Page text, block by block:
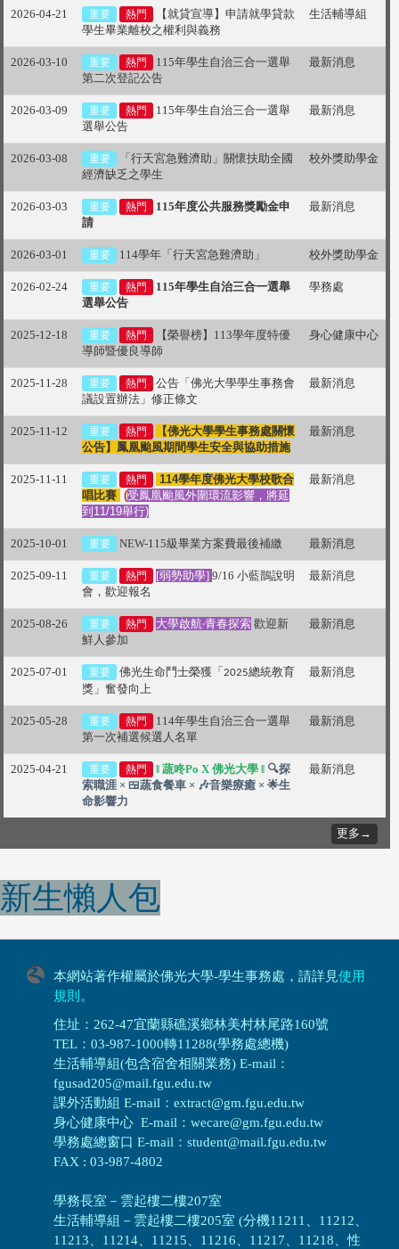
2026-04-21 重要 熱門
【就貸宣導】申請就學貸款
學生畢業離校之權利與義務
生活輔導組
2026-03-10 重要 熱門
115年學生自治三合一選舉
第二次登記公告
最新消息
2026-03-09 重要 熱門
115年學生自治三合一選舉
選舉公告
最新消息
2026-03-08 重要
「行天宮急難濟助」關懷扶助全國
經濟缺乏之學生
校外獎助學金
2026-03-03 重要 熱門
115年度公共服務獎勵金申
請
最新消息
2026-03-01 重要 114學年「行天宮急難濟助」 校外獎助學金
2026-02-24 重要 熱門
115年學生自治三合一選舉
選舉公告
學務處
2025-12-18 重要 熱門
【榮譽榜】113學年度特優
導師暨優良導師
身心健康中心
2025-11-28 重要 熱門
公告「佛光大學學生事務會
議設置辦法」修正條文
最新消息
2025-11-12 重要 熱門
【佛光大學學生事務處關懷
公告】鳳凰颱風期間學生安全與協助措施
最新消息
2025-11-11 重要 熱門
114學年度佛光大學校歌合
唱比賽 (受鳳凰颱風外圍環流影響，將延
到11/19舉行)
最新消息
2025-10-01 重要 NEW-115級畢業方案費最後補繳 最新消息
2025-09-11 重要 熱門 [弱勢助學]9/16 小藍鵲說明
會，歡迎報名
最新消息
2025-08-26 重要 熱門 大學啟航‧青春探索 歡迎新
鮮人參加
最新消息
2025-07-01 重要 佛光生命鬥士榮獲「2025總統教育
獎」奮發向上
最新消息
2025-05-28 重要 熱門
114年學生自治三合一選舉
第一次補選候選人名單
最新消息
2025-04-21 重要 熱門 ‖蔬咚Po X 佛光大學 ‖ 🔍探
索職涯 × 🍱蔬食餐車 × 🎶音樂療癒 × 🌟生
命影響力
最新消息
更多→
新生懶人包
本網站著作權屬於佛光大學-學生事務處，請詳見使用
規則 。
住址：262-47宜蘭縣礁溪鄉林美村林尾路160號
TEL：03-987-1000轉11288(學務處總機)
生活輔導組(包含宿舍相關業務) E-mail：
fgusad205@mail.fgu.edu.tw
課外活動組 E-mail：extract@gm.fgu.edu.tw
身心健康中心 E-mail：wecare@gm.fgu.edu.tw
學務處總窗口 E-mail：student@mail.fgu.edu.tw
FAX : 03-987-4802
學務長室－雲起樓二樓207室
生活輔導組 － 雲起樓二樓205室 (分機11211、11212、
11213、11214、11215、11216、11217、11218、性